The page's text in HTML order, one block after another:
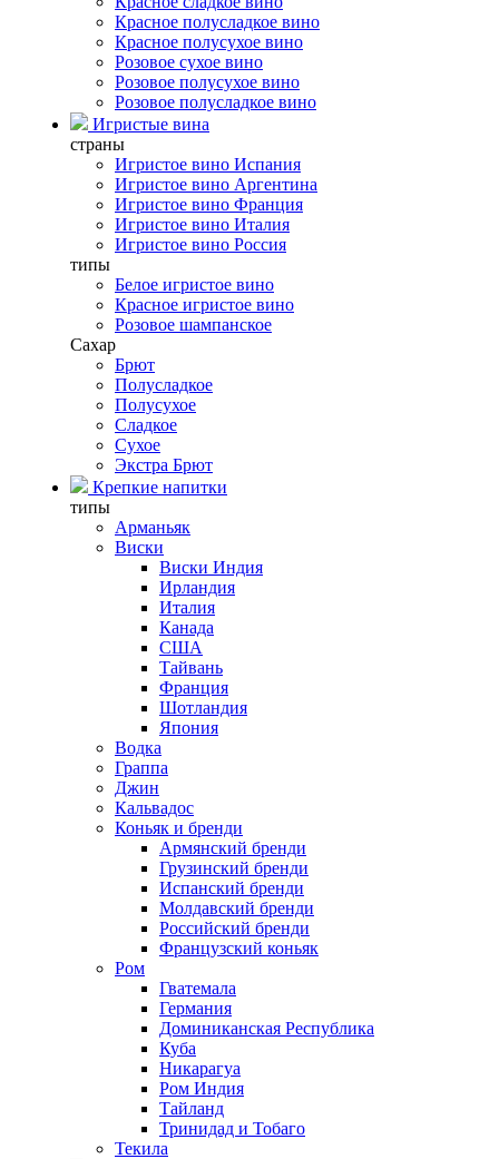
Красное полусладкое вино
Красное полусухое вино
Розовое сухое вино
Розовое полусухое вино
Розовое полусладкое вино
Игристые вина
страны
Игристое вино Испания
Игристое вино Аргентина
Игристое вино Франция
Игристое вино Италия
Игристое вино Россия
типы
Белое игристое вино
Красное игристое вино
Розовое шампанское
Сахар
Брют
Полусладкое
Полусухое
Сладкое
Сухое
Экстра Брют
Крепкие напитки
типы
Арманьяк
Виски
Виски Индия
Ирландия
Италия
Канада
США
Тайвань
Франция
Шотландия
Япония
Водка
Граппа
Джин
Кальвадос
Коньяк и бренди
Армянский бренди
Грузинский бренди
Испанский бренди
Молдавский бренди
Российский бренди
Французский коньяк
Ром
Гватемала
Германия
Доминиканская Республика
Куба
Никарагуа
Ром Индия
Тайланд
Тринидад и Тобаго
Текила